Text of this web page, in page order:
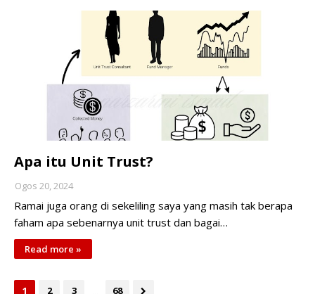
Apa itu Unit Trust?
Ogos 20, 2024
Ramai juga orang di sekeliling saya yang masih tak berapa
faham apa sebenarnya unit trust dan bagai…
Read more »
1 2 3 68